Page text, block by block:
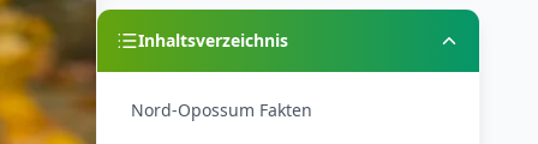
Inhaltsverzeichnis
Nord-Opossum Fakten